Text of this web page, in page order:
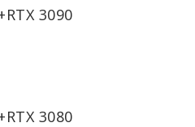
3090
3080